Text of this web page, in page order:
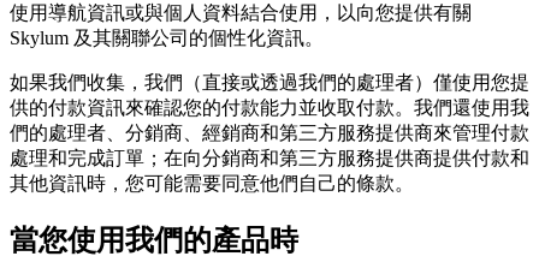
使用導航資訊或與個人資料結合使用，以向您提供有關
Skylum 及其關聯公司的個性化資訊。
如果我們收集，我們（直接或透過我們的處理者）僅使用您提
供的付款資訊來確認您的付款能力並收取付款。我們還使用我
們的處理者、分銷商、經銷商和第三方服務提供商來管理付款
處理和完成訂單；在向分銷商和第三方服務提供商提供付款和
其他資訊時，您可能需要同意他們自己的條款。
當您使用我們的產品時